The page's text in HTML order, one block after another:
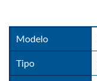
Modelo
Tipo